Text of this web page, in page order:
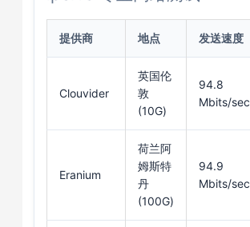
提供商 地点 发送速度
Clouvider
英国伦
敦
(10G)
94.8
Mbits/sec
Eranium
荷兰阿
姆斯特
丹
(100G)
94.9
Mbits/sec